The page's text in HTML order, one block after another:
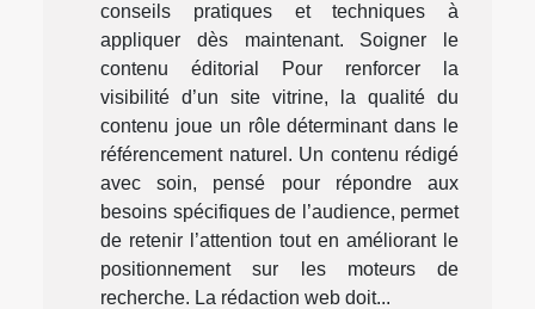
conseils pratiques et techniques à
appliquer dès maintenant. Soigner le
contenu éditorial Pour renforcer la
visibilité d’un site vitrine, la qualité du
contenu joue un rôle déterminant dans le
référencement naturel. Un contenu rédigé
avec soin, pensé pour répondre aux
besoins spécifiques de l’audience, permet
de retenir l’attention tout en améliorant le
positionnement sur les moteurs de
recherche. La rédaction web doit...